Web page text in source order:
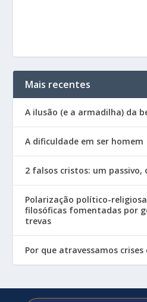
Mais recentes
A ilusão (e a armadilha) da
A dificuldade em ser homem
2 falsos cristos: um
Polarização político-
filosóficas fomentadas por
trevas
Por que atravessamos crises